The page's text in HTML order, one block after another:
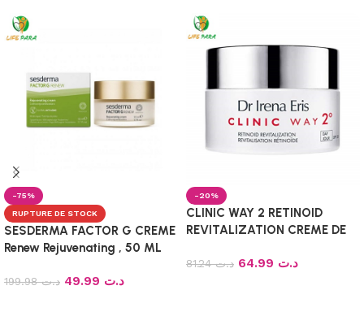
-75%
RUPTURE DE STOCK
SESDERMA FACTOR G CREME
Renew Rejuvenating , 50 ML
د.ت199.98 د.ت
-20%
CLINIC WAY 2 RETINOID
REVITALIZATION CREME DE
د.ت81.24 د.ت